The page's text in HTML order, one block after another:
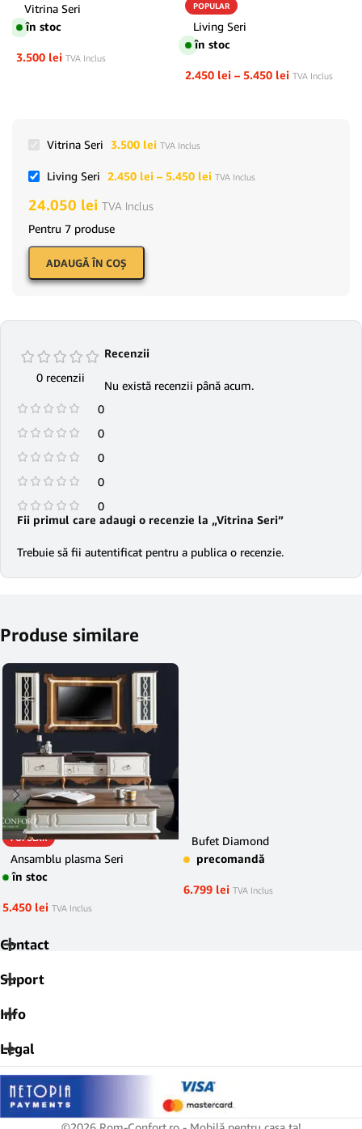
Vitrina Seri
în stoc
3.500 lei TVA Inclus
POPULAR
Living Seri
în stoc
2.450 lei – 5.450 lei TVA Inclus
Vitrina Seri 3.500 lei TVA Inclus
Living Seri 2.450 lei – 5.450 lei TVA Inclus
24.050 lei TVA Inclus
Pentru 7 produse
ADAUGĂ ÎN COŞ
0 recenzii
0
0
0
0
0
Recenzii
Nu există recenzii până acum.
Fii primul care adaugi o recenzie la „Vitrina Seri”
Trebuie să fii autentificat pentru a publica o recenzie.
Produse similare
POPULAR
Ansamblu plasma Seri
în stoc
5.450 lei TVA Inclus
Bufet Diamond
precomandă
6.799 lei TVA Inclus
Contact
Suport
Info
Legal